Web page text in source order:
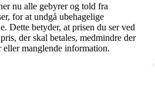
nu alle gebyrer og told fra
for at undgå ubehagelige
Dette betyder, at prisen du ser ved
der skal betales, medmindre der
eller manglende information.